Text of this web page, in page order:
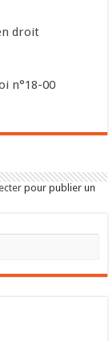
droit
n°18-00
pour publier un